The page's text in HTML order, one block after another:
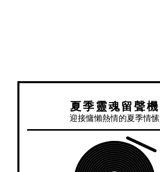
夏季靈魂留聲機
迎接慵懶熱情的夏季情愫